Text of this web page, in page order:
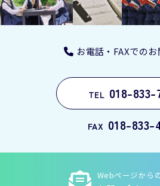
お電話・FAXでの
TEL 018-833-
FAX 018-833-
Webページから